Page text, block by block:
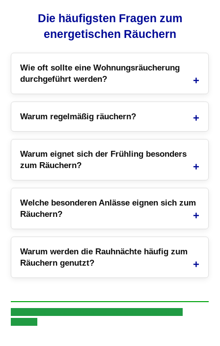
auf
Kundenbe
wertungen
Die häufigsten Fragen zum
energetischen Räuchern
Wie oft sollte eine Wohnungsräucherung
durchgeführt werden?
Warum regelmäßig räuchern?
Warum eignet sich der Frühling besonders
zum Räuchern?
Welche besonderen Anlässe eignen sich zum
Räuchern?
Warum werden die Rauhnächte häufig zum
Räuchern genutzt?